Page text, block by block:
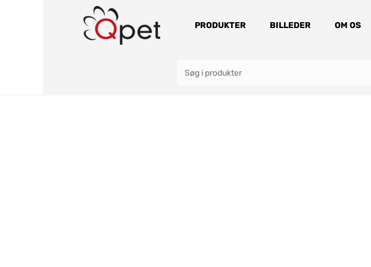
PRODUKTER BILLEDER OM OS